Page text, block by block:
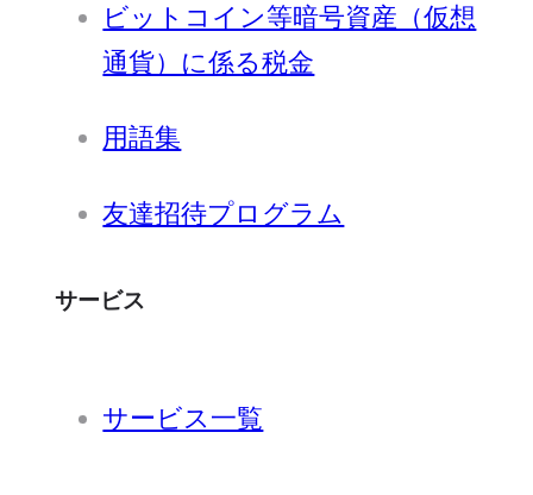
ビットコイン等暗号資産（仮想
通貨）に係る税金
用語集
友達招待プログラム
サービス
サービス一覧